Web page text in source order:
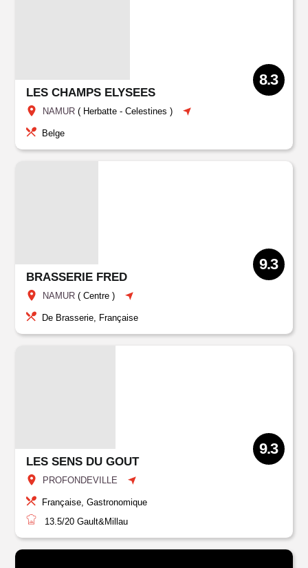
LES CHAMPS ELYSEES
NAMUR ( Herbatte - Celestines )
8.3
Belge
BRASSERIE FRED
NAMUR (Centre )
9.3
De Brasserie, Française
LES SENS DU GOUT
PROFONDEVILLE
9.3
Française, Gastronomique
13.5/20 Gault&Millau